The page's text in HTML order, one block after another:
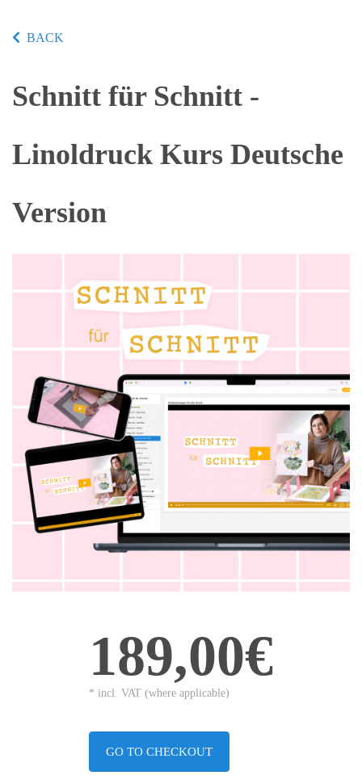
BACK
Schnitt für Schnitt -
Linoldruck Kurs Deutsche
Version
189,00€
* incl. VAT (where applicable)
GO TO CHECKOUT